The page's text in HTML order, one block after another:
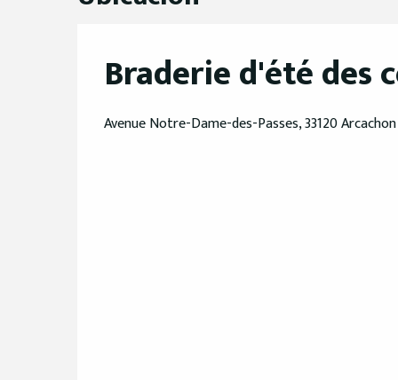
Braderie d'été des
Avenue Notre-Dame-des-Passes, 33120 Arcachon